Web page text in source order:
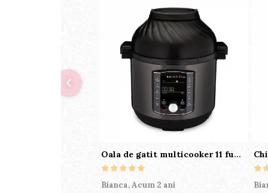
Oala de gatit multicooker 11 functii Instant Pot Pro Crisp 8 + Air Fryer 7.6 lt
Bianca,Acum 2 ani